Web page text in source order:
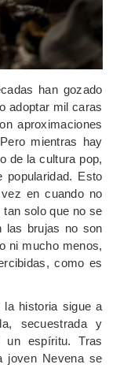
han gozado
adoptar mil caras
aproximaciones
mientras hay
de la cultura pop,
Esto
en cuando no
solo que no se
las brujas no son
ni mucho menos,
como es
la historia sigue a
secuestrada y
un espíritu. Tras
joven Nevena se